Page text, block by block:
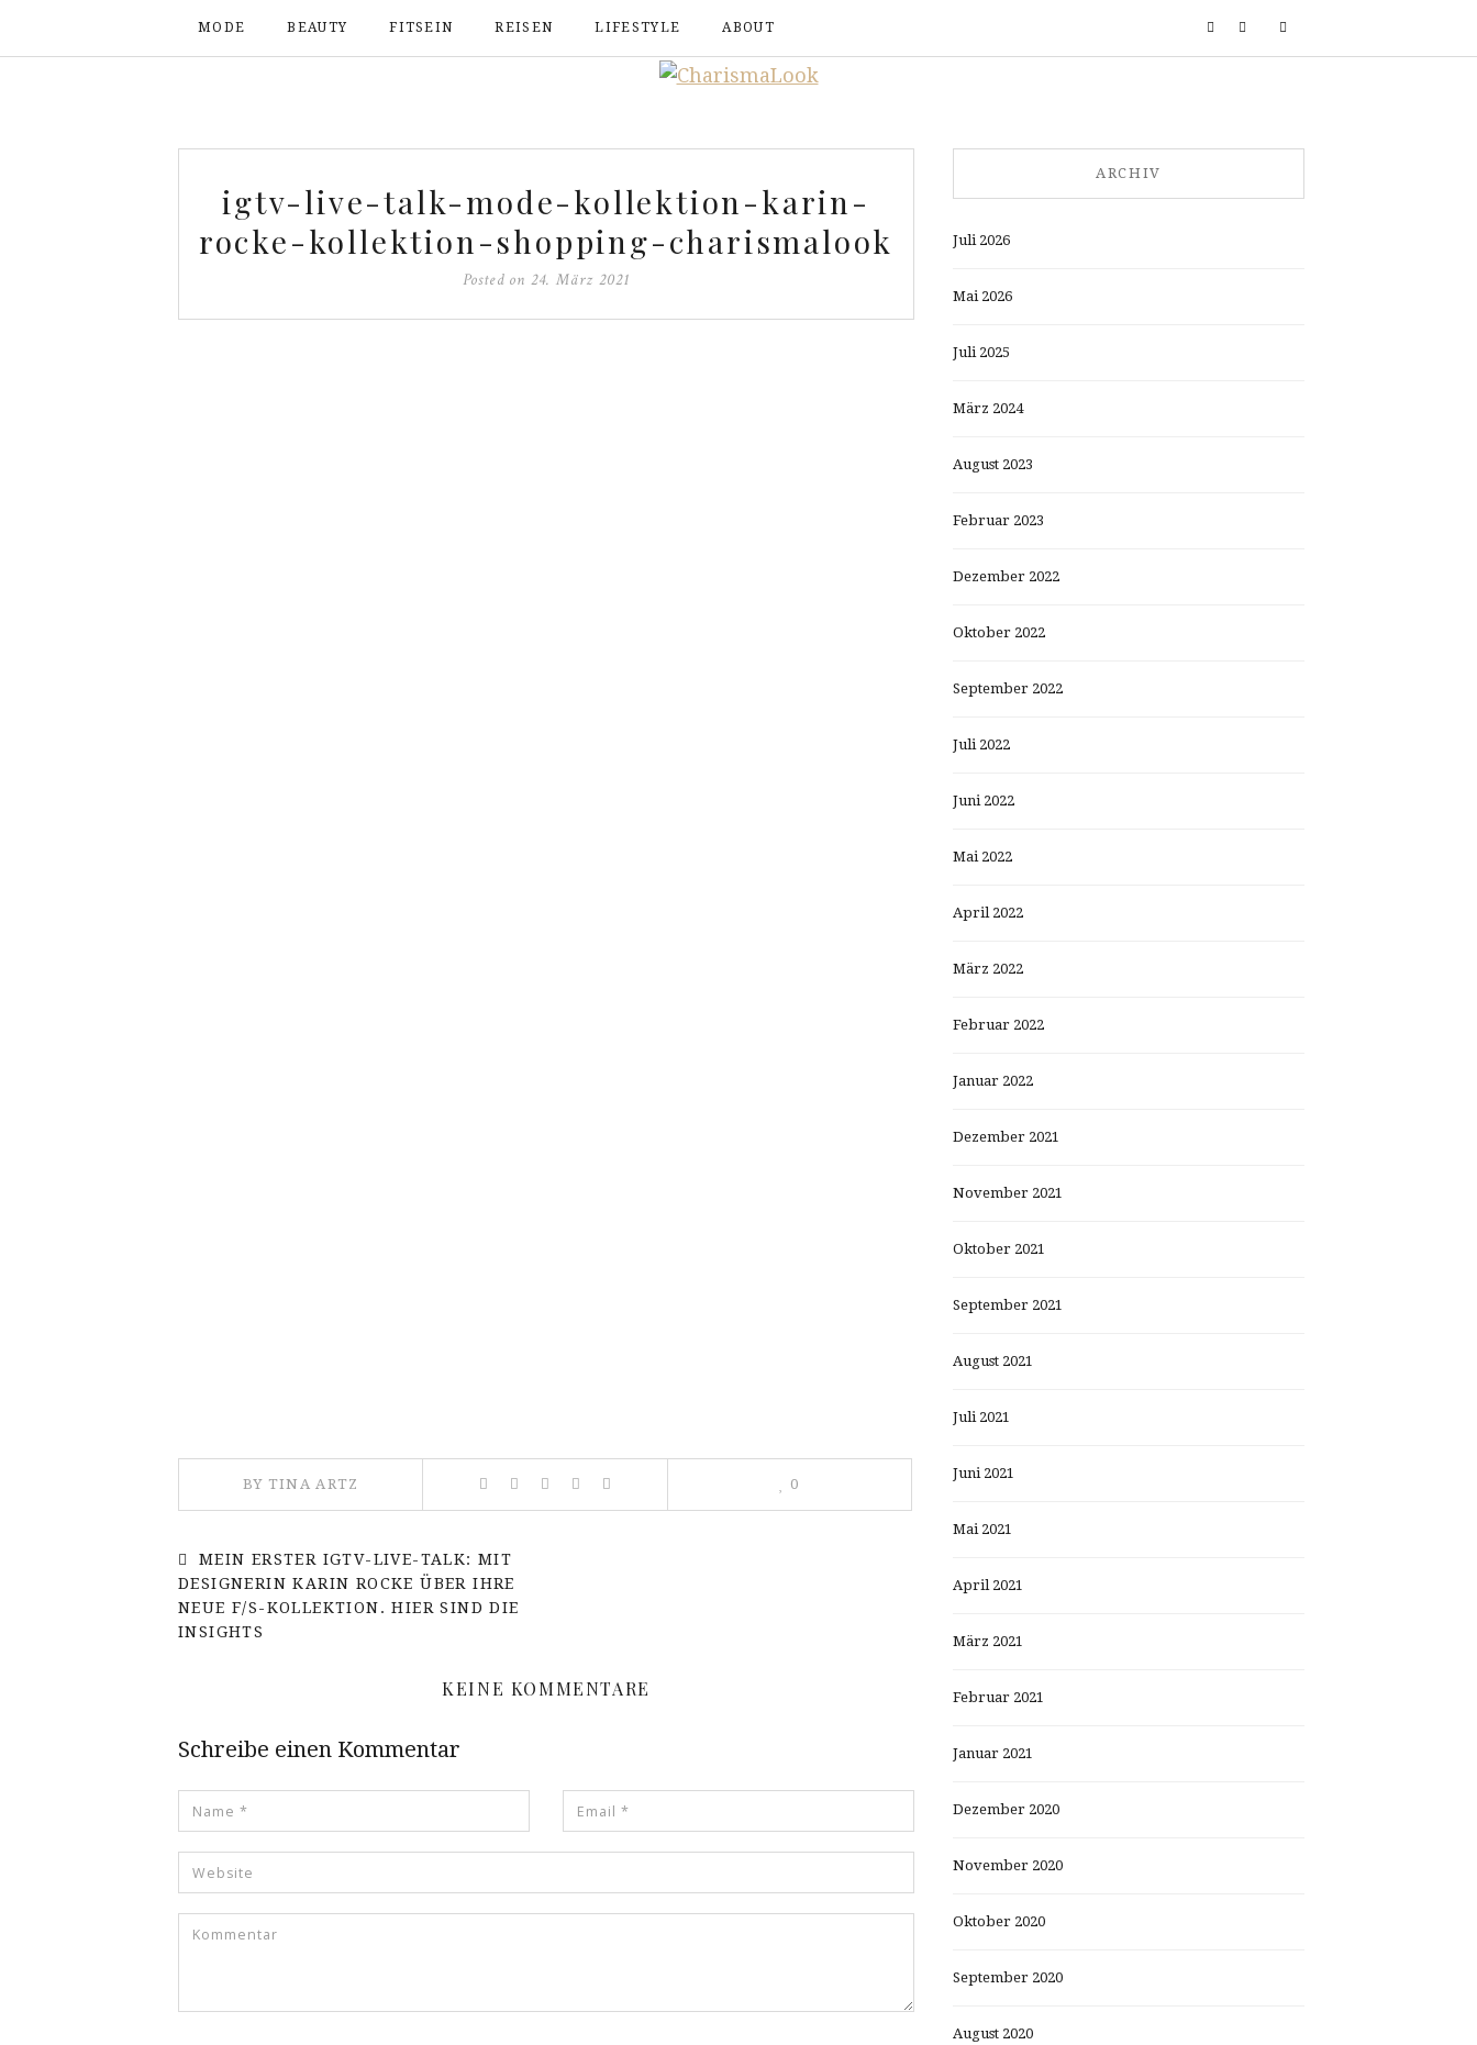
MODE BEAUTY FITSEIN REISEN LIFESTYLE ABOUT
igtv-live-talk-mode-kollektion-karin-
rocke-kollektion-shopping-charismalook
Posted on 24. März 2021
BY TINA ARTZ 0
MEIN ERSTER IGTV-LIVE-TALK: MIT
DESIGNERIN KARIN ROCKE ÜBER IHRE
NEUE F/S-KOLLEKTION. HIER SIND DIE
INSIGHTS
KEINE KOMMENTARE
Schreibe einen Kommentar
ARCHIV
Juli 2026
Mai 2026
Juli 2025
März 2024
August 2023
Februar 2023
Dezember 2022
Oktober 2022
September 2022
Juli 2022
Juni 2022
Mai 2022
April 2022
März 2022
Februar 2022
Januar 2022
Dezember 2021
November 2021
Oktober 2021
September 2021
August 2021
Juli 2021
Juni 2021
Mai 2021
April 2021
März 2021
Februar 2021
Januar 2021
Dezember 2020
November 2020
Oktober 2020
September 2020
August 2020